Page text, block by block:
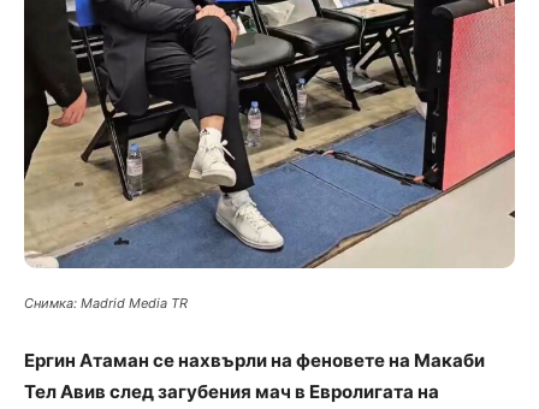
Снимка: Madrid Media TR
Ергин Атаман се нахвърли на феновете на Макаби
Тел Авив след загубения мач в Евролигата на